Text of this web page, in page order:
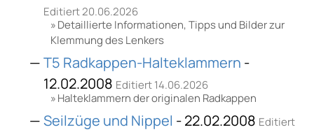
Editiert 20.06.2026
Detaillierte Informationen, Tipps und Bilder zur
Klemmung des Lenkers
T5 Radkappen-Halteklammern -
12.02.2008 Editiert 14.06.2026
Halteklammern der originalen Radkappen
Seilzüge und Nippel - 22.02.2008 Editiert